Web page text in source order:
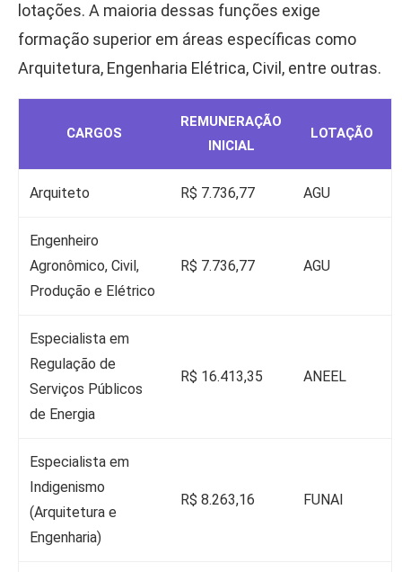
lotações. A maioria dessas funções exige
formação superior em áreas específicas como
Arquitetura, Engenharia Elétrica, Civil, entre outras.
CARGOS
REMUNERAÇÃO
INICIAL
LOTAÇÃO
Arquiteto R$ 7.736,77 AGU
Engenheiro
Agronômico, Civil,
Produção e Elétrico
R$ 7.736,77 AGU
Especialista em
Regulação de
Serviços Públicos
de Energia
R$ 16.413,35 ANEEL
Especialista em
Indigenismo
(Arquitetura e
Engenharia)
R$ 8.263,16 FUNAI